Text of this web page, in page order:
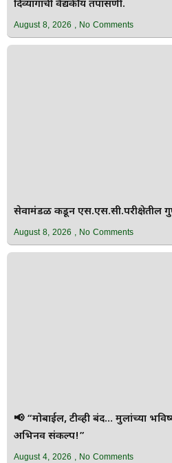
दिव्यांगांची वैद्यकीय तपासणी.
August 8, 2026 No Comments
सेवामंडळ कडून एस.एस.सी.परीक्षेतील
August 8, 2026 No Comments
📢 “मोबाईल, टीव्ही बंद… मुलांच्या
अभिनव संकल्प!”
August 4, 2026 No Comments